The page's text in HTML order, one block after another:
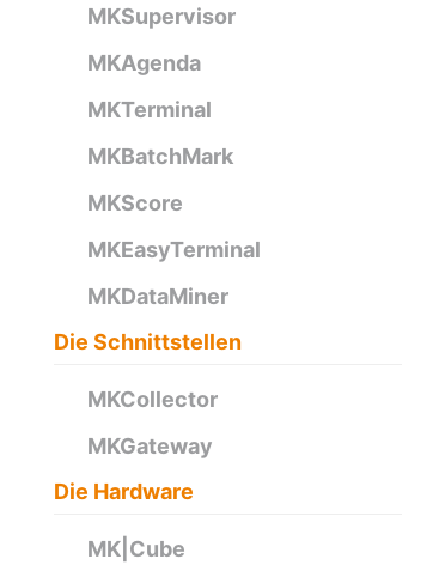
MKSupervisor
MKAgenda
MKTerminal
MKBatchMark
MKScore
MKEasyTerminal
MKDataMiner
Die Schnittstellen
MKCollector
MKGateway
Die Hardware
MK|Cube